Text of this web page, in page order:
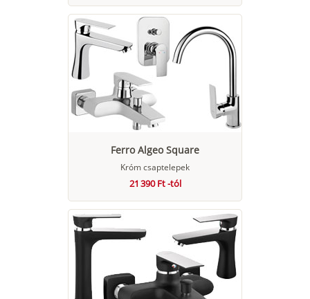
Ferro Algeo Square
Króm csaptelepek
21 390 Ft -tól